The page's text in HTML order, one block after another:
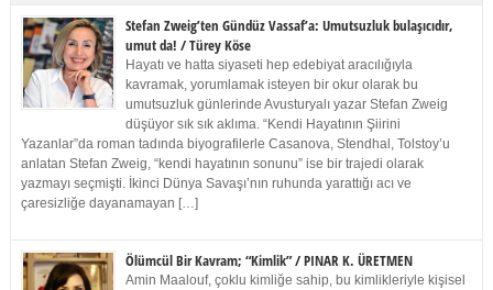
Stefan Zweig’ten Gündüz Vassaf’a: Umutsuzluk bulaşıcıdır,
umut da! / Türey Köse
Hayatı ve hatta siyaseti hep edebiyat aracılığıyla
kavramak, yorumlamak isteyen bir okur olarak bu
umutsuzluk günlerinde Avusturyalı yazar Stefan Zweig
düşüyor sık sık aklıma. “Kendi Hayatının Şiirini
Yazanlar”da roman tadında biyografilerle Casanova, Stendhal, Tolstoy’u
anlatan Stefan Zweig, “kendi hayatının sonunu” ise bir trajedi olarak
yazmayı seçmişti. İkinci Dünya Savaşı’nın ruhunda yarattığı acı ve
çaresizliğe dayanamayan […]
Ölümcül Bir Kavram; “Kimlik” / PINAR K. ÜRETMEN
Amin Maalouf, çoklu kimliğe sahip, bu kimlikleriyle kişisel